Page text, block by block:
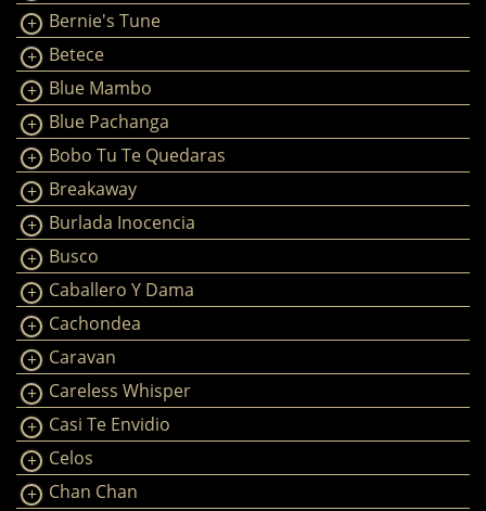
Bernie's Tune
Betece
Blue Mambo
Blue Pachanga
Bobo Tu Te Quedaras
Breakaway
Burlada Inocencia
Busco
Caballero Y Dama
Cachondea
Caravan
Careless Whisper
Casi Te Envidio
Celos
Chan Chan